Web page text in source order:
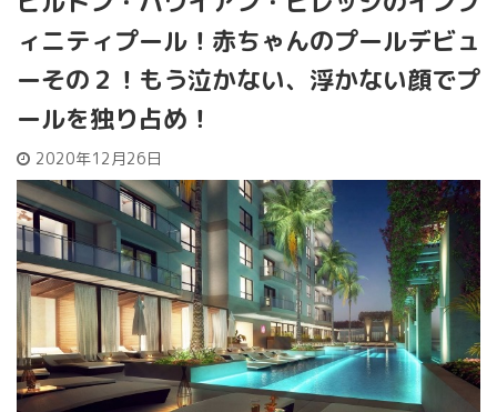
ィニティプール！赤ちゃんのプールデビュ
ーその２！もう泣かない、浮かない顔でプ
ールを独り占め！
2020年12月26日